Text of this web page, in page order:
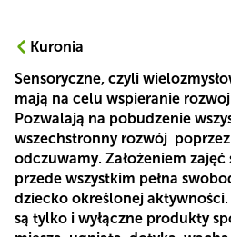
Kuronia
Sensoryczne, czyli
mają na celu wspieranie
Pozwalają na pobudzenie
wszechstronny rozwój
odczuwamy. Założeniem
przede wszystkim pełna
dziecko określonej
są tylko i wyłączne produkty